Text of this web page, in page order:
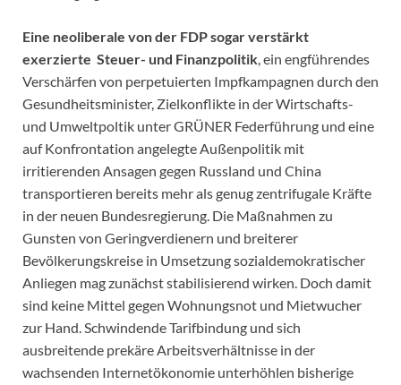
Eine neoliberale von der FDP sogar verstärkt
exerzierte Steuer- und Finanzpolitik, ein engführendes
Verschärfen von perpetuierten Impfkampagnen durch den
Gesundheitsminister, Zielkonflikte in der Wirtschafts-
und Umweltpoltik unter GRÜNER Federführung und eine
auf Konfrontation angelegte Außenpolitik mit
irritierenden Ansagen gegen Russland und China
transportieren bereits mehr als genug zentrifugale Kräfte
in der neuen Bundesregierung. Die Maßnahmen zu
Gunsten von Geringverdienern und breiterer
Bevölkerungskreise in Umsetzung sozialdemokratischer
Anliegen mag zunächst stabilisierend wirken. Doch damit
sind keine Mittel gegen Wohnungsnot und Mietwucher
zur Hand. Schwindende Tarifbindung und sich
ausbreitende prekäre Arbeitsverhältnisse in der
wachsenden Internetökonomie unterhöhlen bisherige